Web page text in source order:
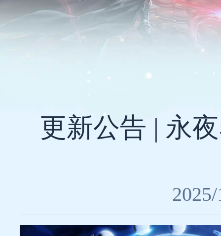
更新公告 | 永